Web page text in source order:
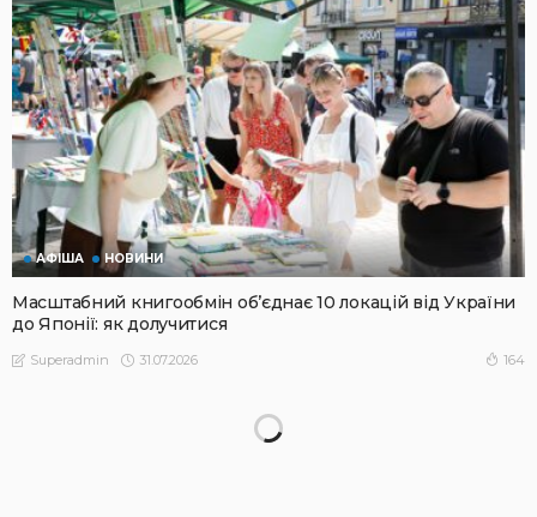
АФІША НОВИНИ
Масштабний книгообмін об’єднає 10 локацій від України
до Японії: як долучитися
Superadmin 31.07.2026 164